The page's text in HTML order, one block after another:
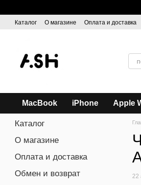
Каталог О магазине Оплата и доставка
MacBook iPhone Apple
22
Каталог
О магазине
Оплата и доставка
Обмен и возврат